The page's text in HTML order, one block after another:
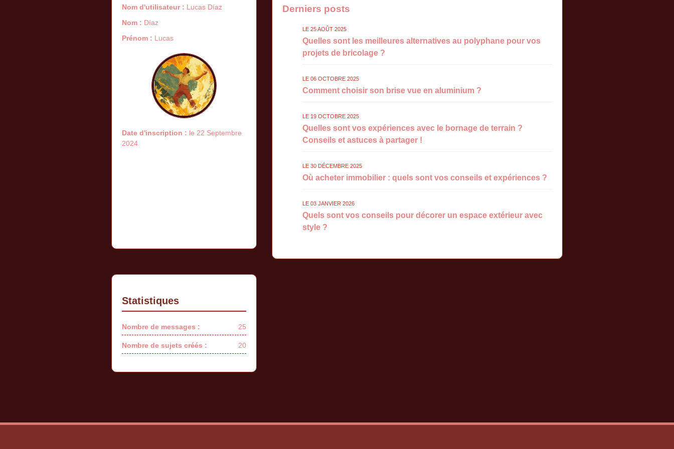
Nom d'utilisateur : Lucas Díaz
Nom : Díaz
Prénom : Lucas
Date d'inscription : le 22 Septembre
2024
Derniers posts
LE 25 AOÛT 2025
Quelles sont les meilleures alternatives au polyphane pour vos
projets de bricolage ?
LE 06 OCTOBRE 2025
Comment choisir son brise vue en aluminium ?
LE 19 OCTOBRE 2025
Quelles sont vos expériences avec le bornage de terrain ?
Conseils et astuces à partager !
LE 30 DÉCEMBRE 2025
Où acheter immobilier : quels sont vos conseils et expériences ?
LE 03 JANVIER 2026
Quels sont vos conseils pour décorer un espace extérieur avec
style ?
Statistiques
Nombre de messages : 25
Nombre de sujets créés : 20